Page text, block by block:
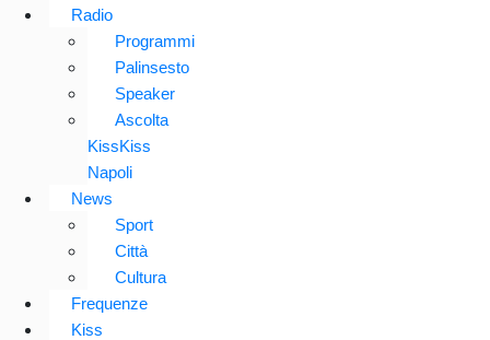
Radio
Programmi
Palinsesto
Speaker
Ascolta
KissKiss
Napoli
News
Sport
Città
Cultura
Frequenze
Kiss